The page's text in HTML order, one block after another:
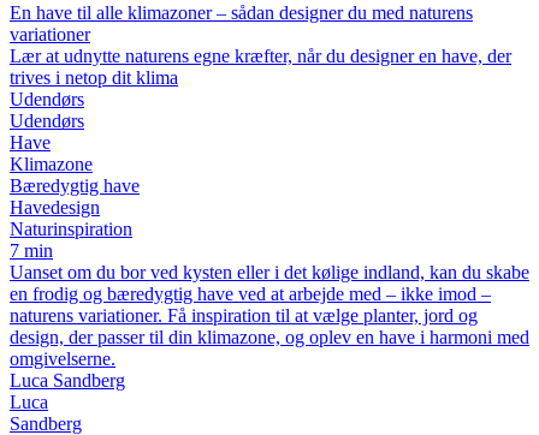
En have til alle klimazoner – sådan designer du med naturens
variationer
Lær at udnytte naturens egne kræfter, når du designer en have, der
trives i netop dit klima
Udendørs
Udendørs
Have
Klimazone
Bæredygtig have
Havedesign
Naturinspiration
7 min
Uanset om du bor ved kysten eller i det kølige indland, kan du skabe
en frodig og bæredygtig have ved at arbejde med – ikke imod –
naturens variationer. Få inspiration til at vælge planter, jord og
design, der passer til din klimazone, og oplev en have i harmoni med
omgivelserne.
Luca Sandberg
Luca
Sandberg